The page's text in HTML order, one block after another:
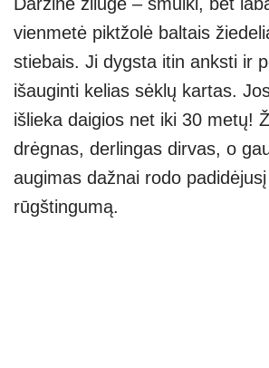
Daržinė žliūgė – smulki, bet
vienmetė piktžolė baltais
stiebais. Ji dygsta itin anksti ir
išauginti kelias sėklų kartas.
išlieka daigios net iki 30 metų!
drėgnas, derlingas dirvas, o
augimas dažnai rodo
rūgštingumą.